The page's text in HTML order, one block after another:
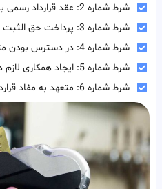
شرط شماره 2: عقد قرارداد رسمی با موسسه ثبتا
شرط شماره 3: پرداخت حق الثبت و اجرا
شرط شماره 4: در دسترس بودن متقاضی
شرط شماره 5: ایجاد همکاری لازم در طی فرایند ثبت
شرط شماره 6: متعهد به مفاد قرارداد منعقده